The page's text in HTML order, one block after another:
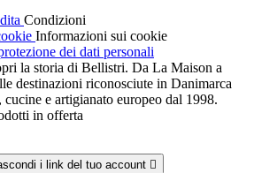
Condizioni
Informazioni sui cookie
dei dati personali
la storia di Bellistri. Da La Maison a
destinazioni riconosciute in Danimarca
e artigianato europeo dal 1998.
in offerta
i link del tuo account 